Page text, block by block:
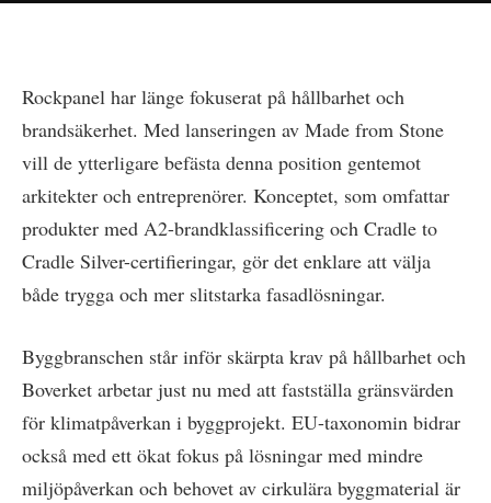
Rockpanel har länge fokuserat på hållbarhet och
brandsäkerhet. Med lanseringen av Made from Stone
vill de ytterligare befästa denna position gentemot
arkitekter och entreprenörer. Konceptet, som omfattar
produkter med A2-brandklassificering och Cradle to
Cradle Silver-certifieringar, gör det enklare att välja
både trygga och mer slitstarka fasadlösningar.
Byggbranschen står inför skärpta krav på hållbarhet och
Boverket arbetar just nu med att fastställa gränsvärden
för klimatpåverkan i byggprojekt. EU-taxonomin bidrar
också med ett ökat fokus på lösningar med mindre
miljöpåverkan och behovet av cirkulära byggmaterial är